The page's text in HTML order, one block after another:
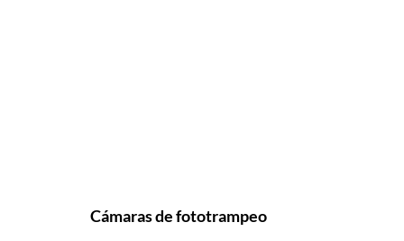
Cámaras de fototrampeo